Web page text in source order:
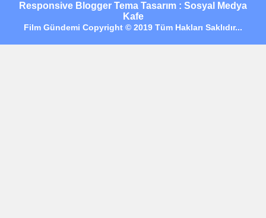
Responsive Blogger Tema Tasarım : Sosyal Medya
Kafe
Film Gündemi Copyright © 2019 Tüm Hakları Saklıdır...